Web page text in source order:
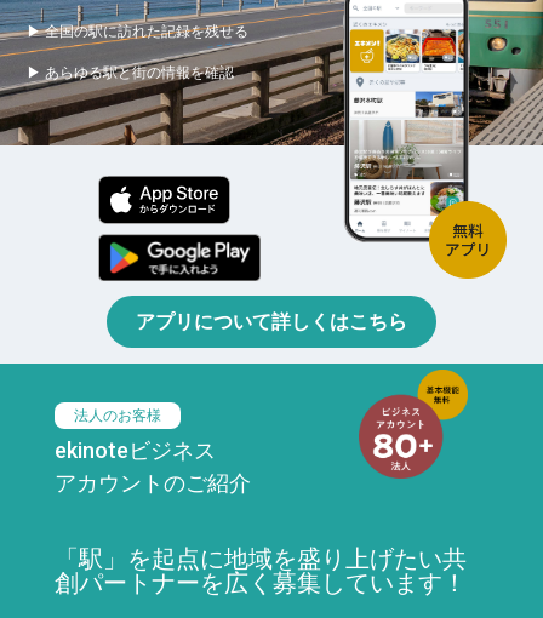
▶ 全国の駅に訪れた記録を残せる
▶ あらゆる駅と街の情報を確認
アプリについて詳しくはこちら
法人のお客様
ekinoteビジネス
アカウントのご紹介
「駅」を起点に地域を盛り上げたい共
創パートナーを広く募集しています！